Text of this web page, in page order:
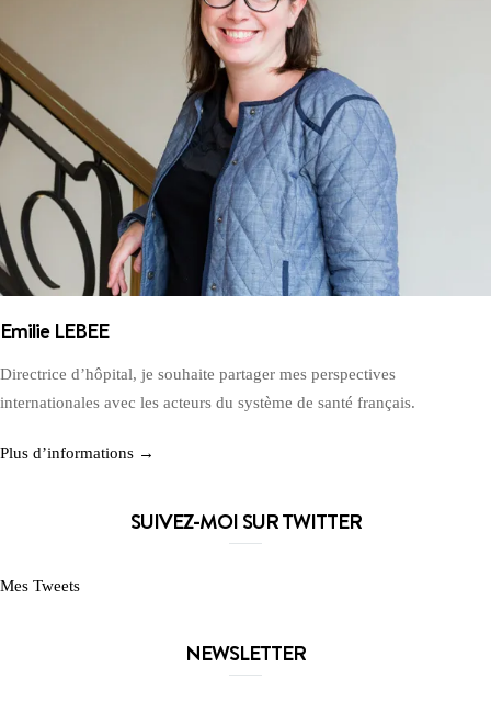
Emilie LEBEE
Directrice d’hôpital, je souhaite partager mes perspectives
internationales avec les acteurs du système de santé français.
Plus d’informations →
SUIVEZ-MOI SUR TWITTER
Mes Tweets
NEWSLETTER